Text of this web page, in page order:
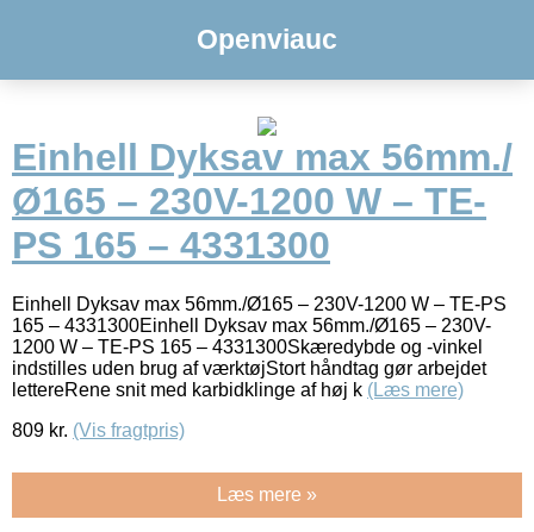
Openviauc
Einhell Dyksav max 56mm./
Ø165 – 230V-1200 W – TE-
PS 165 – 4331300
Einhell Dyksav max 56mm./Ø165 – 230V-1200 W – TE-PS
165 – 4331300Einhell Dyksav max 56mm./Ø165 – 230V-
1200 W – TE-PS 165 – 4331300Skæredybde og -vinkel
indstilles uden brug af værktøjStort håndtag gør arbejdet
lettereRene snit med karbidklinge af høj k (Læs mere)
809 kr. (Vis fragtpris)
Læs mere »